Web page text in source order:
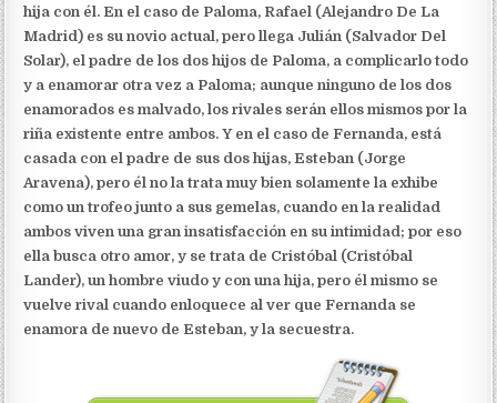
hija con él. En el caso de Paloma, Rafael (Alejandro De La
Madrid) es su novio actual, pero llega Julián (Salvador Del
Solar), el padre de los dos hijos de Paloma, a complicarlo todo
y a enamorar otra vez a Paloma; aunque ninguno de los dos
enamorados es malvado, los rivales serán ellos mismos por la
riña existente entre ambos. Y en el caso de Fernanda, está
casada con el padre de sus dos hijas, Esteban (Jorge
Aravena), pero él no la trata muy bien solamente la exhibe
como un trofeo junto a sus gemelas, cuando en la realidad
ambos viven una gran insatisfacción en su intimidad; por eso
ella busca otro amor, y se trata de Cristóbal (Cristóbal
Lander), un hombre viudo y con una hija, pero él mismo se
vuelve rival cuando enloquece al ver que Fernanda se
enamora de nuevo de Esteban, y la secuestra.